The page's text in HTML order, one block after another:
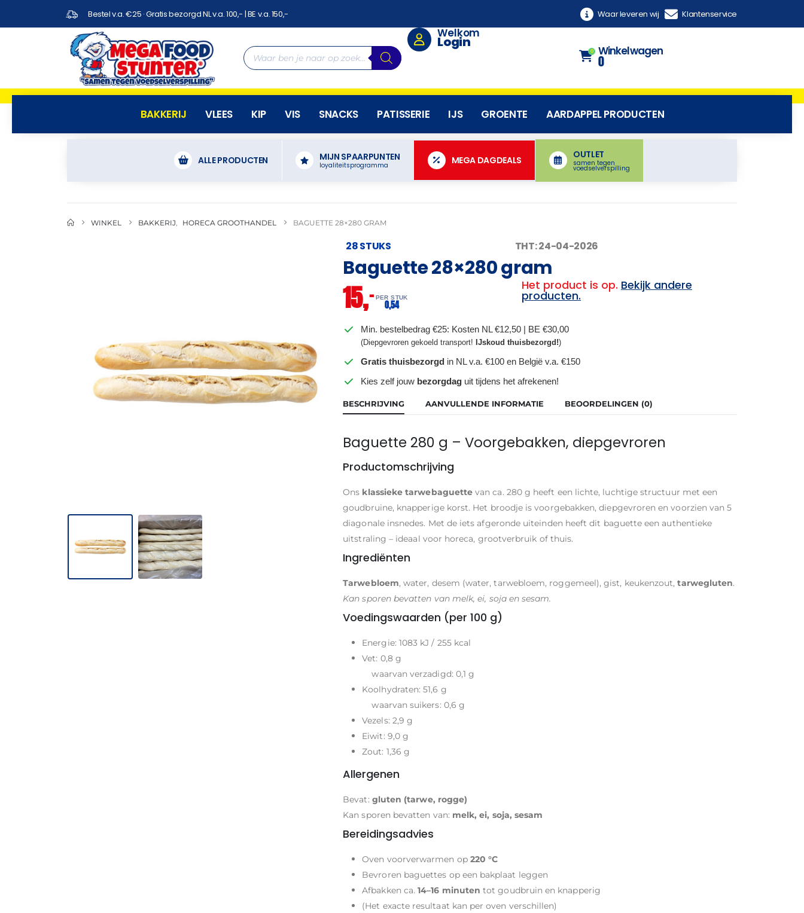
Bestel v.a. €25 · Gratis bezorgd NL v.a. 100,- | BE v.a. 150,- Waar leveren wij Klantenservice
Welkom
Login
0 Winkelwagen
0
BAKKERIJ VLEES KIP VIS SNACKS PATISSERIE IJS GROENTE AARDAPPEL PRODUCTEN
ALLE PRODUCTEN MIJN SPAARPUNTEN
loyaliteitsprogramma MEGA DAGDEALS
OUTLET
samen tegen
voedselverspilling
WINKEL BAKKERIJ HORECA GROOTHANDEL BAGUETTE 28×280 GRAM
28 STUKS THT: 24-04-2026
Baguette 28×280 gram
15,– PER STUK
0,54
Het product is op. Bekijk andere
producten.
Min. bestelbedrag €25: Kosten NL €12,50 | BE €30,00
(Diepgevroren gekoeld transport!IJskoud thuisbezorgd!)
Gratis thuisbezorgd in NL v.a. €100 en België v.a. €150
Kies zelf jouw bezorgdag uit tijdens het afrekenen!
BESCHRIJVING AANVULLENDE INFORMATIE BEOORDELINGEN (0)
Baguette 280 g – Voorgebakken, diepgevroren
Productomschrijving
Ons klassieke tarwebaguette van ca. 280 g heeft een lichte, luchtige structuur met een
goudbruine, knapperige korst. Het broodje is voorgebakken, diepgevroren en voorzien van 5
diagonale insnedes. Met de iets afgeronde uiteinden heeft dit baguette een authentieke
uitstraling – ideaal voor horeca, grootverbruik of thuis.
Ingrediënten
Tarwebloem, water, desem (water, tarwebloem, roggemeel), gist, keukenzout,tarwegluten.
Kan sporen bevatten van melk, ei, soja en sesam.
Voedingswaarden (per 100 g)
Energie: 1083 kJ / 255 kcal
Vet: 0,8 g
waarvan verzadigd: 0,1 g
Koolhydraten: 51,6 g
waarvan suikers: 0,6 g
Vezels: 2,9 g
Eiwit: 9,0 g
Zout: 1,36 g
Allergenen
Bevat: gluten (tarwe, rogge)
Kan sporen bevatten van: melk, ei, soja, sesam
Bereidingsadvies
Oven voorverwarmen op 220 °C
Bevroren baguettes op een bakplaat leggen
Afbakken ca.14–16 minuten tot goudbruin en knapperig
(Het exacte resultaat kan per oven verschillen)